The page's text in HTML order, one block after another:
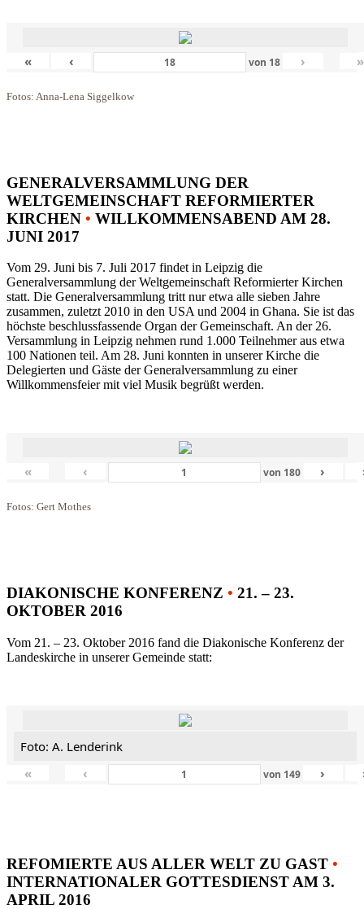
« ‹ von 18 › »
Fotos: Anna-Lena Siggelkow
GENERALVERSAMMLUNG DER
WELTGEMEINSCHAFT REFORMIERTER
KIRCHEN • WILLKOMMENSABEND AM 28.
JUNI 2017
Vom 29. Juni bis 7. Juli 2017 findet in Leipzig die
Generalversammlung der Weltgemeinschaft Reformierter Kirchen
statt. Die Generalversammlung tritt nur etwa alle sieben Jahre
zusammen, zuletzt 2010 in den USA und 2004 in Ghana. Sie ist das
höchste beschlussfassende Organ der Gemeinschaft. An der 26.
Versammlung in Leipzig nehmen rund 1.000 Teilnehmer aus etwa
100 Nationen teil. Am 28. Juni konnten in unserer Kirche die
Delegierten und Gäste der Generalversammlung zu einer
Willkommensfeier mit viel Musik begrüßt werden.
« ‹ von 180 ›
Fotos: Gert Mothes
DIAKONISCHE KONFERENZ • 21. – 23.
OKTOBER 2016
Vom 21. – 23. Oktober 2016 fand die Diakonische Konferenz der
Landeskirche in unserer Gemeinde statt:
Foto: A. Lenderink
«
‹ von 149 ›
REFOMIERTE AUS ALLER WELT ZU GAST •
INTERNATIONALER GOTTESDIENST AM 3.
APRIL 2016